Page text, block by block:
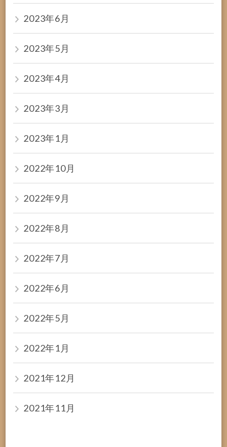
2023年6月
2023年5月
2023年4月
2023年3月
2023年1月
2022年10月
2022年9月
2022年8月
2022年7月
2022年6月
2022年5月
2022年1月
2021年12月
2021年11月